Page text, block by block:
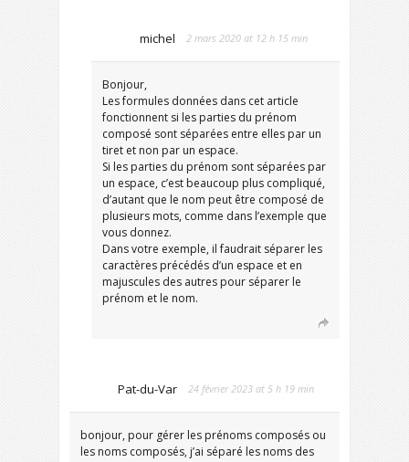
michel 2 mars 2020 at 12 h 15 min
Bonjour,
Les formules données dans cet article
fonctionnent si les parties du prénom
composé sont séparées entre elles par un
tiret et non par un espace.
Si les parties du prénom sont séparées par
un espace, c’est beaucoup plus compliqué,
d’autant que le nom peut être composé de
plusieurs mots, comme dans l’exemple que
vous donnez.
Dans votre exemple, il faudrait séparer les
caractères précédés d’un espace et en
majuscules des autres pour séparer le
prénom et le nom.
Pat-du-Var 24 février 2023 at 5 h 19 min
bonjour, pour gérer les prénoms composés ou
les noms composés, j’ai séparé les noms des